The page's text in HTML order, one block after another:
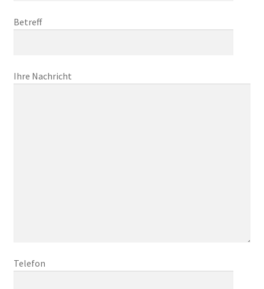
Betreff
Ihre Nachricht
Telefon